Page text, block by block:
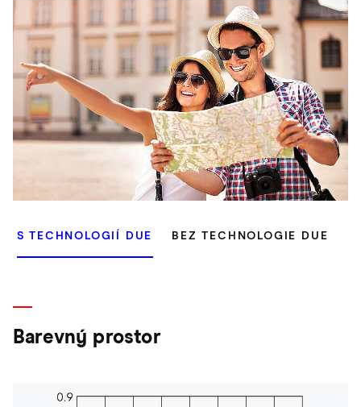
S TECHNOLOGIÍ DUE BEZ TECHNOLOGIE DUE
Barevný prostor